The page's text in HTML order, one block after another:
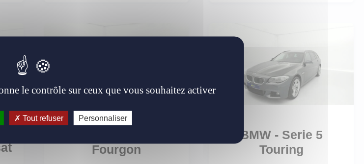
Fourgon
BMW - Serie 5
Touring
le contrôle sur ceux que vous souhaitez activer
Tout refuser Personnaliser